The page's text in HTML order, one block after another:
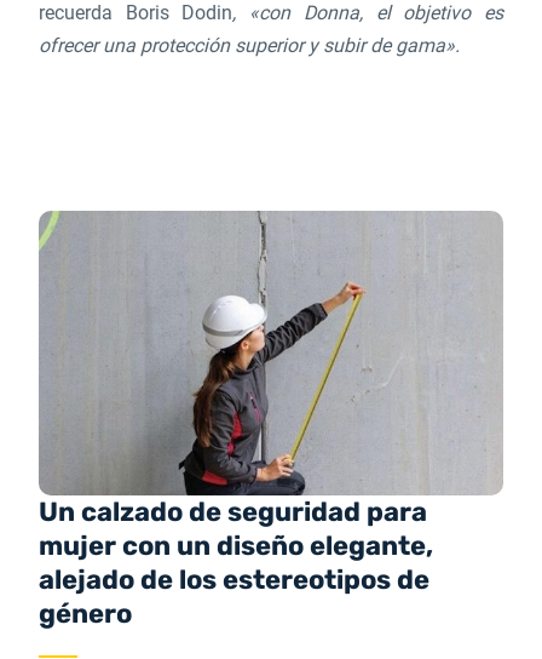
recuerda Boris Dodin, «con Donna, el objetivo es
ofrecer una protección superior y subir de gama».
Un calzado de seguridad para
mujer con un diseño elegante,
alejado de los estereotipos de
género